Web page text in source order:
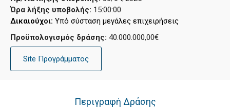
Ώρα λήξης υποβολής: 15:00:00
Δικαιούχοι: Υπό σύσταση μεγάλες επιχειρήσεις
Προϋπολογισμός δράσης: 40.000.000,00€
Site Προγράμματος
Περιγραφή Δράσης